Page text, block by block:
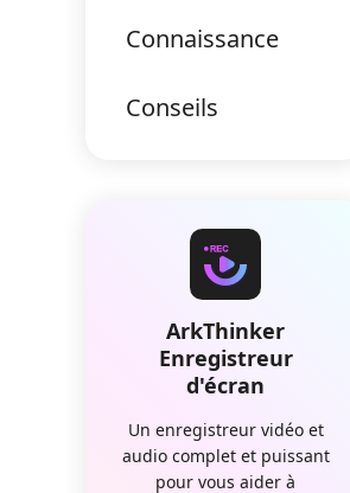
Connaissance
Conseils
ArkThinker
Enregistreur
d'écran
Un enregistreur vidéo et
audio complet et puissant
pour vous aider à